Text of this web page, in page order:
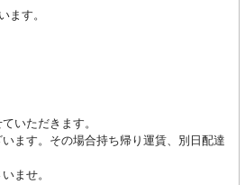
ます。
いただきます。
ます。その場合持ち帰り運賃、別日配達
ませ。